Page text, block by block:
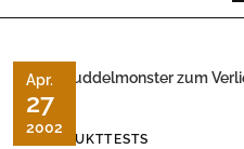
Apr.
27
2002
PRODUKTTESTS